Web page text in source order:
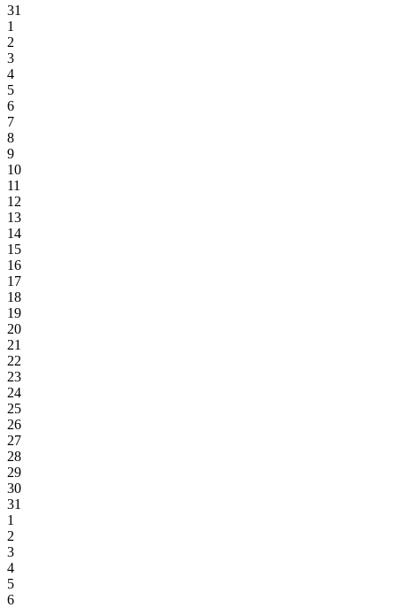
31
1
2
3
4
5
6
7
8
9
10
11
12
13
14
15
16
17
18
19
20
21
22
23
24
25
26
27
28
29
30
31
1
2
3
4
5
6